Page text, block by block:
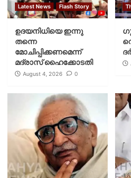
Latest News Flash Story
ഉദയനിധിയെ ഇന്നു
തന്നെ
മോചിപ്പിക്കണമെന്ന്
മദ്രാസ് ഹൈക്കോടതി
August 4, 2026 0